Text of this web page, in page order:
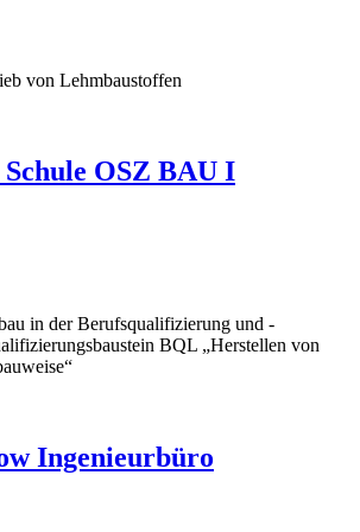
von Lehmbaustoffen
OSZ BAU I
in der Berufsqualifizierung und -
BQL „Herstellen von
Ingenieurbüro